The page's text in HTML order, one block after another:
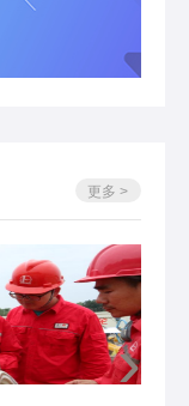
更多 >
›